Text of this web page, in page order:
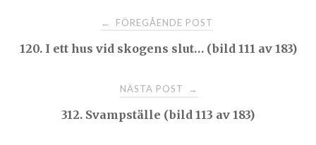
navigation
← FÖREGÅENDE POST
120. I ett hus vid skogens slut… (bild 111 av 183)
NÄSTA POST →
312. Svampställe (bild 113 av 183)